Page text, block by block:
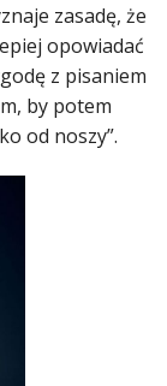
zasadę, że
opowiadać
z pisaniem
by potem
od noszy”.